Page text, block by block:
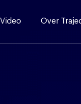
Video Over